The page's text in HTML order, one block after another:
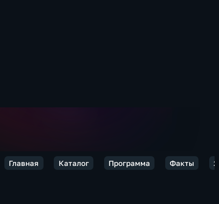
Главная Каталог Программа Факты